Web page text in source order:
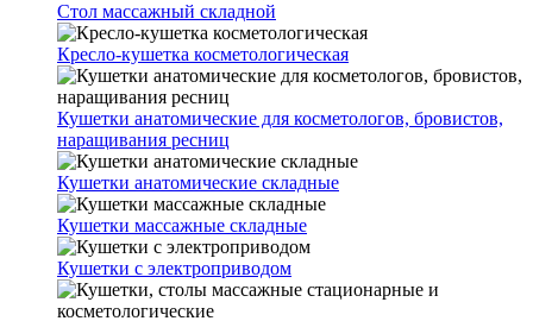
Стол массажный складной
Кресло-кушетка косметологическая
Кушетки анатомические для косметологов, бровистов,
наращивания ресниц
Кушетки анатомические складные
Кушетки массажные складные
Кушетки с электроприводом